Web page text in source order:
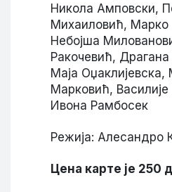
Никола Амповски,
Михаиловић,
Небојша
Ракочевић, Драгана
Маја Оџаклијевска,
Марковић,
Ивона Рамбосек
Режија: Алесандро
Цена карте је 250